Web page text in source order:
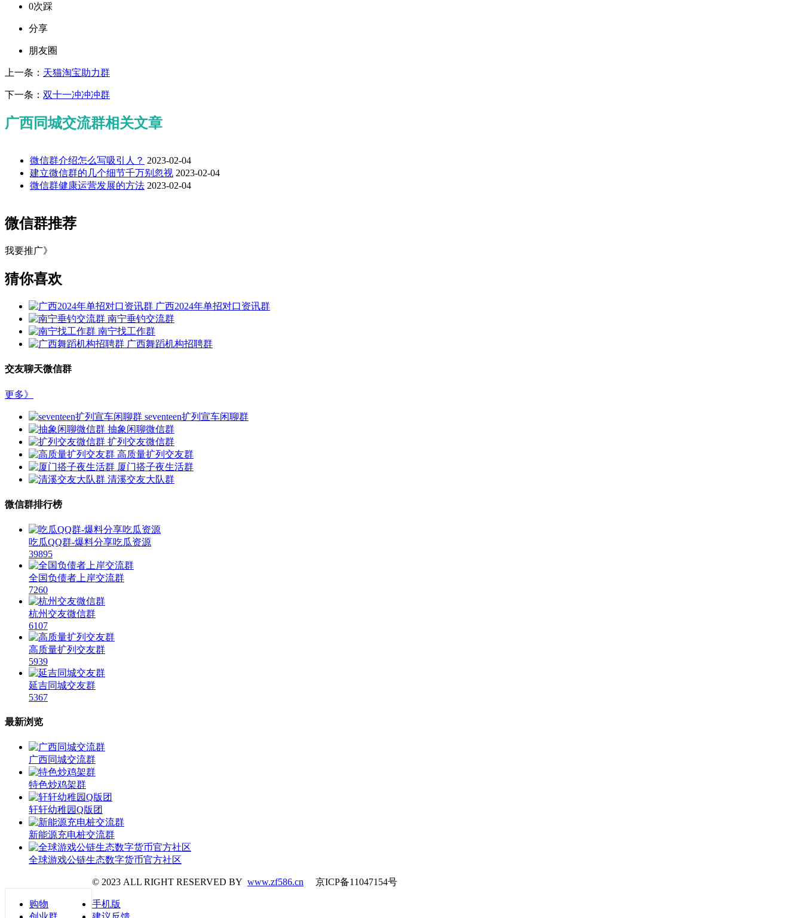
0次踩
分享
朋友圈
上一条： 天猫淘宝助力群
下一条： 双十一冲冲冲群
广西同城交流群相关文章
微信群介绍怎么写吸引人？ 2023-02-04
建立微信群的几个细节千万别忽视 2023-02-04
微信群健康运营发展的方法 2023-02-04
微信群推荐
我要推广》
猜你喜欢
广西2024年单招对口资讯群
南宁垂钓交流群
南宁找工作群
广西舞蹈机构招聘群
交友聊天微信群
更多》
seventeen扩列宣车闲聊群
抽象闲聊微信群
扩列交友微信群
高质量扩列交友群
厦门搭子夜生活群
清溪交友大队群
微信群排行榜
吃瓜QQ群-爆料分享吃瓜资源
39895
全国负债者上岸交流群
7260
杭州交友微信群
6107
高质量扩列交友群
5939
延吉同城交友群
5367
最新浏览
广西同城交流群
特色炒鸡架群
轩轩幼稚园Q版团
新能源充电桩交流群
全球游戏公链生态数字货币官方社区
购物
© 2023 ALL RIGHT RESERVED BY www.zf586.cn 京ICP备11047154号
手机版